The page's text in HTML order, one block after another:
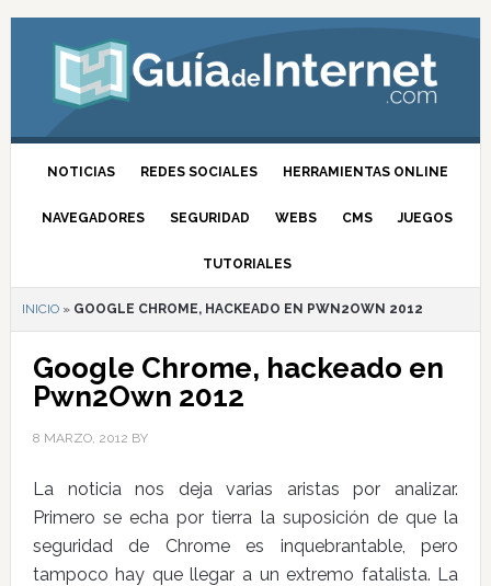
NOTICIAS REDES SOCIALES HERRAMIENTAS ONLINE
NAVEGADORES SEGURIDAD WEBS CMS JUEGOS
TUTORIALES
INICIO» GOOGLE CHROME, HACKEADO EN PWN2OWN 2012
Google Chrome, hackeado en
Pwn2Own 2012
8 MARZO, 2012 BY
La noticia nos deja varias aristas por analizar.
Primero se echa por tierra la suposición de que la
seguridad de Chrome es inquebrantable, pero
tampoco hay que llegar a un extremo fatalista. La